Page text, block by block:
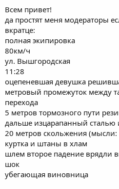
Всем привет!
да простят меня модераторы
вкратце:
полная экипировка
80км/ч
ул. Вышгородская
11:28
оцепеневшая девушка
метровый промежуток между
перехода
5 метров тормозного пути
дальше изцарапанный сталью
20 метров скольжения
куртка и штаны в хлам
шлем второе падение врядли
шок
убегающая виновница